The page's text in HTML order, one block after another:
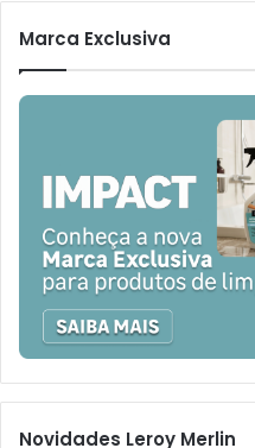
Marca Exclusiva
Novidades Leroy Merlin